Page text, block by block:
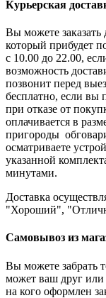
Курьерская
Вы можете заказать
который прибудет
с 10.00 до 22.00,
возможность
позвонит перед
бесплатно, если вы
при отказе от
оплачивается в
пригороды
осматриваете
указанной
минутами.
Доставка
"Хороший",
Самовывоз из
Вы можете забрать
может ваш друг или
на кого оформлен